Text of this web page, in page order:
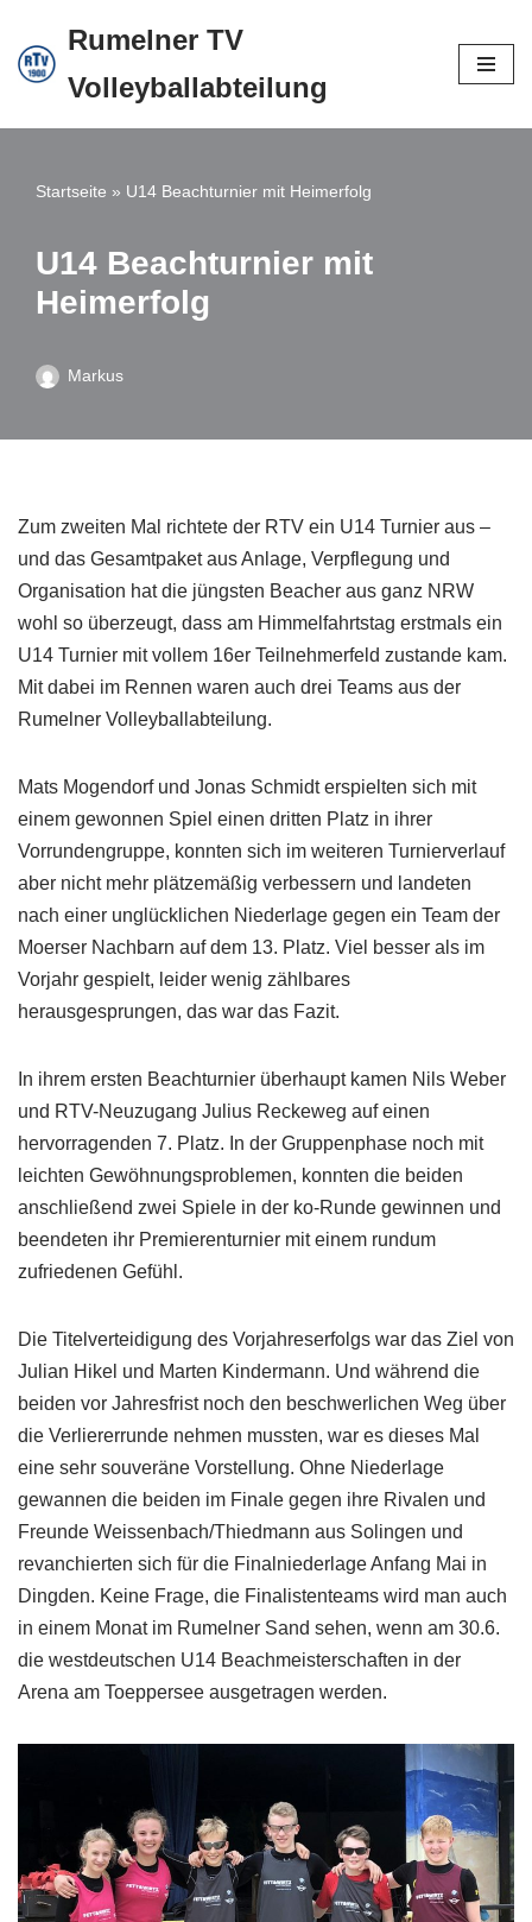
Zum
springen
Rumelner TV
Volleyballabteilung
Startseite » U14 Beachturnier mit Heimerfolg
U14 Beachturnier mit
Heimerfolg
Markus
Zum zweiten Mal richtete der RTV ein U14 Turnier aus –
und das Gesamtpaket aus Anlage, Verpflegung und
Organisation hat die jüngsten Beacher aus ganz NRW
wohl so überzeugt, dass am Himmelfahrtstag erstmals ein
U14 Turnier mit vollem 16er Teilnehmerfeld zustande kam.
Mit dabei im Rennen waren auch drei Teams aus der
Rumelner Volleyballabteilung.
Mats Mogendorf und Jonas Schmidt erspielten sich mit
einem gewonnen Spiel einen dritten Platz in ihrer
Vorrundengruppe, konnten sich im weiteren Turnierverlauf
aber nicht mehr plätzemäßig verbessern und landeten
nach einer unglücklichen Niederlage gegen ein Team der
Moerser Nachbarn auf dem 13. Platz. Viel besser als im
Vorjahr gespielt, leider wenig zählbares
herausgesprungen, das war das Fazit.
In ihrem ersten Beachturnier überhaupt kamen Nils Weber
und RTV-Neuzugang Julius Reckeweg auf einen
hervorragenden 7. Platz. In der Gruppenphase noch mit
leichten Gewöhnungsproblemen, konnten die beiden
anschließend zwei Spiele in der ko-Runde gewinnen und
beendeten ihr Premierenturnier mit einem rundum
zufriedenen Gefühl.
Die Titelverteidigung des Vorjahreserfolgs war das Ziel von
Julian Hikel und Marten Kindermann. Und während die
beiden vor Jahresfrist noch den beschwerlichen Weg über
die Verliererrunde nehmen mussten, war es dieses Mal
eine sehr souveräne Vorstellung. Ohne Niederlage
gewannen die beiden im Finale gegen ihre Rivalen und
Freunde Weissenbach/Thiedmann aus Solingen und
revanchierten sich für die Finalniederlage Anfang Mai in
Dingden. Keine Frage, die Finalistenteams wird man auch
in einem Monat im Rumelner Sand sehen, wenn am 30.6.
die westdeutschen U14 Beachmeisterschaften in der
Arena am Toeppersee ausgetragen werden.